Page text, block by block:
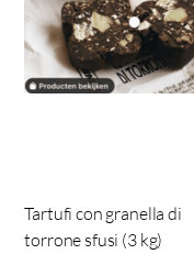
Tartufi con granella di
torrone sfusi (3 kg)